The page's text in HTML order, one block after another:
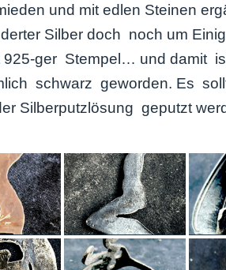
und mit edlen Steinen
Silber doch noch um
925-ger Stempel… und damit
schwarz geworden. Es
Silberputzlösung geputzt